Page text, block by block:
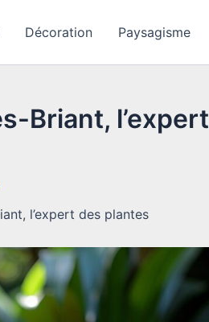
Décoration Paysagisme
Briant, l’expert
l’expert des plantes